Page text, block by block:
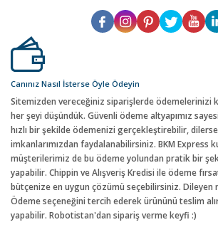
Canınız Nasıl İsterse Öyle Ödeyin
Sitemizden vereceğiniz siparişlerde ödemelerinizi
her şeyi düşündük. Güvenli ödeme altyapımız
hızlı bir şekilde ödemenizi gerçekleştirebilir,
imkanlarımızdan faydalanabilirsiniz. BKM Express
müşterilerimiz de bu ödeme yolundan pratik bir
yapabilir. Chippin ve Alışveriş Kredisi ile ödeme
bütçenize en uygun çözümü seçebilirsiniz. Dileyen
Ödeme seçeneğini tercih ederek ürününü teslim
yapabilir. Robotistan'dan sipariş verme keyfi :)